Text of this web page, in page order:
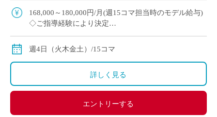
168,000～180,000円/月(週15コマ担当時のモデル給与)
◇ご指導経験により決定
週4日（火木金土）/15コマ
詳しく見る
エントリーする